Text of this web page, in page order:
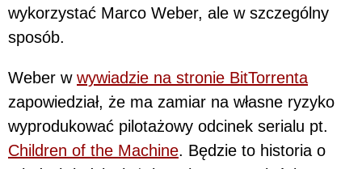
wykorzystać Marco Weber, ale w szczególny
sposób.
Weber w wywiadzie na stronie BitTorrenta
zapowiedział, że ma zamiar na własne ryzyko
wyprodukować pilotażowy odcinek serialu pt.
Children of the Machine. Będzie to historia o